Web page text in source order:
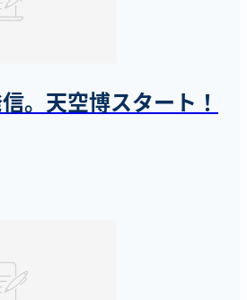
。天空博スタート！